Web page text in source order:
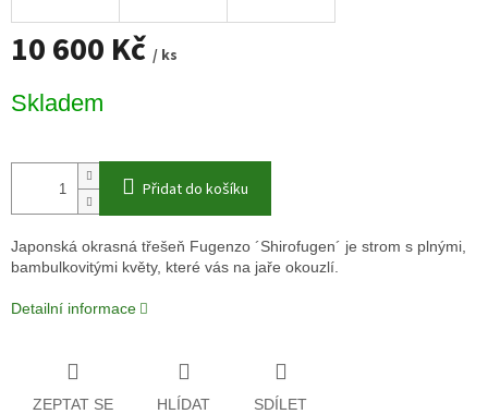
10 600 Kč / ks
cena:
Skladem
Přidat do košíku
Japonská okrasná třešeň Fugenzo ´Shirofugen´ je strom s plnými,
bambulkovitými květy, které vás na jaře okouzlí.
Detailní informace
ZEPTAT SE HLÍDAT SDÍLET